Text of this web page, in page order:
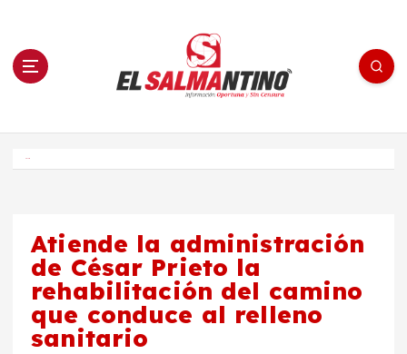
n El Salmantino - medios/noticias/editorial
Atiende la administración
de César Prieto la
rehabilitación del camino
que conduce al relleno
sanitario